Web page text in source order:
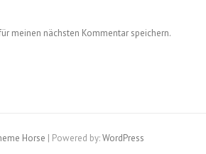
meinen nächsten Kommentar speichern.
Horse | Powered by:WordPress